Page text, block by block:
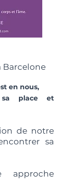
Barcelone
en nous,
sa place et
de notre
sa